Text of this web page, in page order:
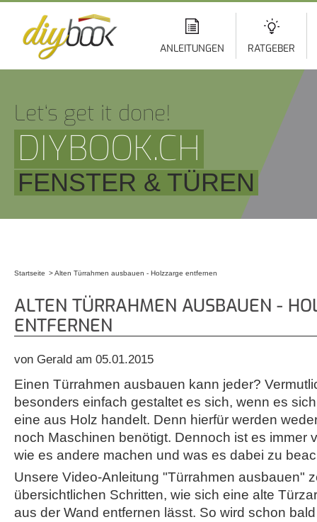
ANLEITUNGEN RATGEBER
Let‘s get it done!
DIYBOOK.CH
FENSTER & TÜREN
Startseite Alten Türrahmen ausbauen - Holzzarge entfernen
ALTEN TÜRRAHMEN AUSBAUEN -
ENTFERNEN
von Gerald am 05.01.2015
Einen Türrahmen ausbauen kann jeder?
besonders einfach gestaltet es sich, wenn es
eine aus Holz handelt. Denn hierfür werden
noch Maschinen benötigt. Dennoch ist es immer
wie es andere machen und was es dabei zu
Unsere Video-Anleitung "Türrahmen ausbauen"
übersichtlichen Schritten, wie sich eine alte
aus der Wand entfernen lässt. So wird schon